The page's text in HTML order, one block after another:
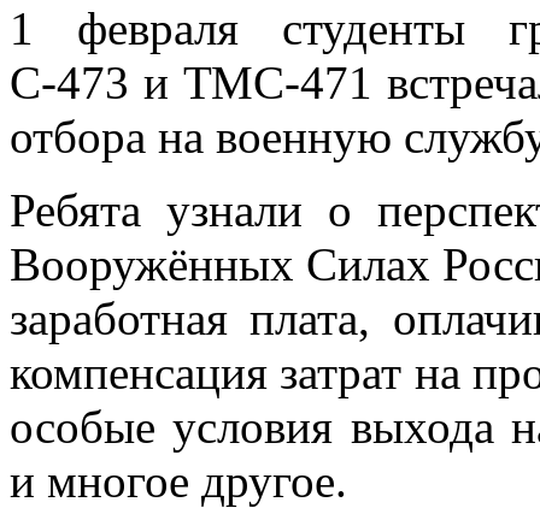
1 февраля студенты
С-473 и ТМС-471
отбора на военную
Ребята узнали о
Вооружённых Силах
заработная плата,
компенсация затрат на
особые условия выхода
и многое другое.